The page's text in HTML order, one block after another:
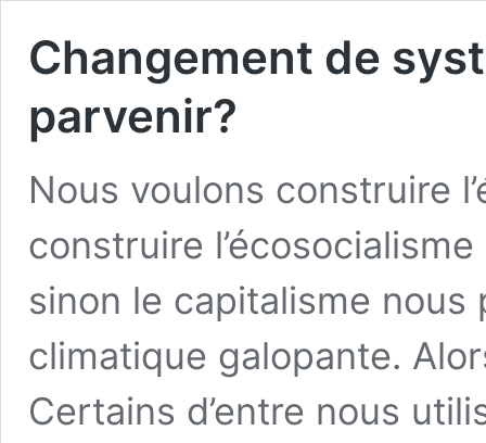
Changement de
parvenir?
Nous voulons construire
construire
sinon le capitalisme
climatique galopante.
Certains d’entre nous